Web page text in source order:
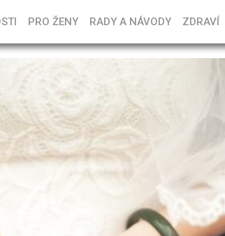
PRO ŽENY RADY A NÁVODY ZDRAVÍ